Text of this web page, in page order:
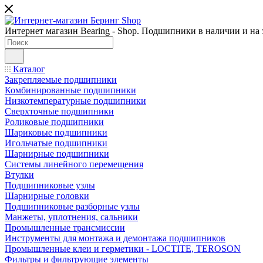
Интернет магазин Bearing - Shop. Подшипники в наличии и на
Каталог
Закрепляемые подшипники
Комбинированные подшипники
Низкотемпературные подшипники
Сверхточные подшипники
Роликовые подшипники
Шариковые подшипники
Игольчатые подшипники
Шарнирные подшипники
Системы линейного перемещения
Втулки
Подшипниковые узлы
Шарнирные головки
Подшипниковые разборные узлы
Манжеты, уплотнения, сальники
Промышленные трансмиссии
Инструменты для монтажа и демонтажа подшипников
Промышленные клеи и герметики - LOCTITE, TEROSON
Фильтры и фильтрующие элементы